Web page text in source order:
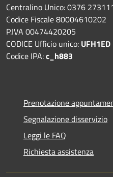
Centralino Unico: 0376
Codice Fiscale 80004610202
P.IVA 00474420205
CODICE Ufficio unico: UFH1ED
Codice IPA:c_h883
Prenotazione
Segnalazione disservizio
Leggi le FAQ
Richiesta assistenza